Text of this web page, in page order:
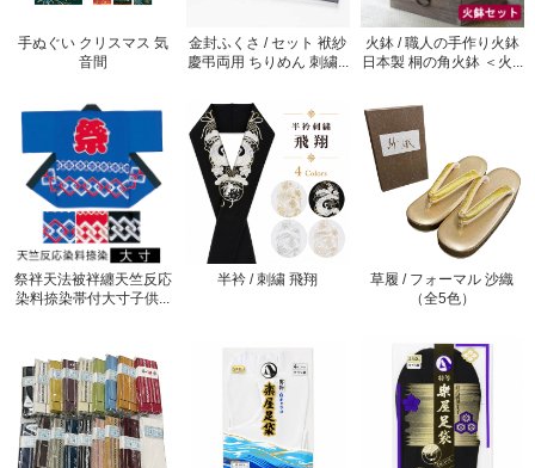
手ぬぐい クリスマス 気
音間
金封ふくさ / セット 袱紗
慶弔両用 ちりめん 刺繍...
火鉢 / 職人の手作り火鉢
日本製 桐の角火鉢 ＜火...
祭袢天法被袢纏天竺反応
染料捺染帯付大寸子供...
半衿 / 刺繍 飛翔
草履 / フォーマル 沙織
（全5色）